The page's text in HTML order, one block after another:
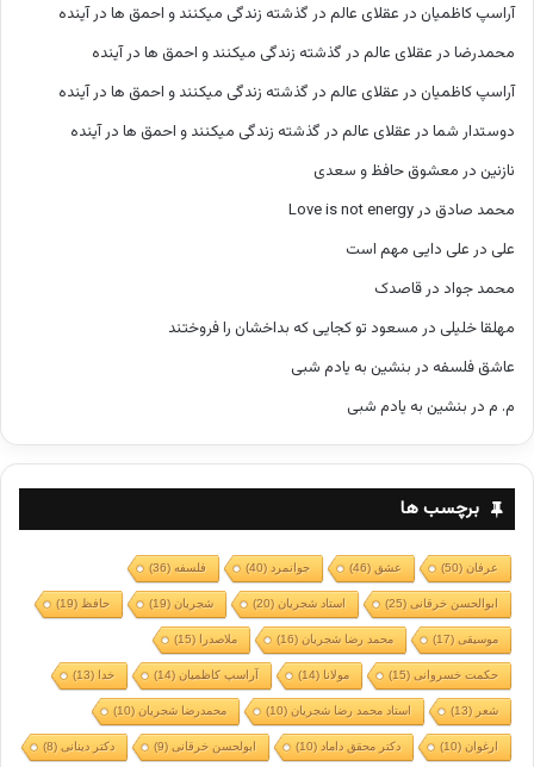
آراسپ کاظمیان در عقلای عالم در گذشته زندگی میکنند و احمق ها در آینده
محمدرضا در عقلای عالم در گذشته زندگی میکنند و احمق ها در آینده
آراسپ کاظمیان در عقلای عالم در گذشته زندگی میکنند و احمق ها در آینده
دوستدار شما در عقلای عالم در گذشته زندگی میکنند و احمق ها در آینده
نازنین در معشوق حافظ و سعدی
محمد صادق در Love is not energy
علی در علی دایی مهم است
محمد جواد در قاصدک
مهلقا خلیلی در مسعود تو کجایی که بداخشان را فروختند
عاشق فلسفه در بنشین به یادم شبی
م. م در بنشین به یادم شبی
برچسب ها
عرفان(50) عشق (46) جوانمرد (40) فلسفه(36)
ابوالحسن خرقانی(25) استاد شجریان(20) شجریان(19) حافظ (19)
موسیقی(17) محمد رضا شجریان(16) ملاصدرا (15)
حکمت خسروانی(15) مولانا (14) آراسپ کاظمیان(14) خدا (13)
شعر (13) استاد محمد رضا شجریان(10) محمدرضا شجریان(10)
ارغوان(10) دکتر محقق داماد (10) ابولحسن خرقانی(9) دکتر دینانی(8)